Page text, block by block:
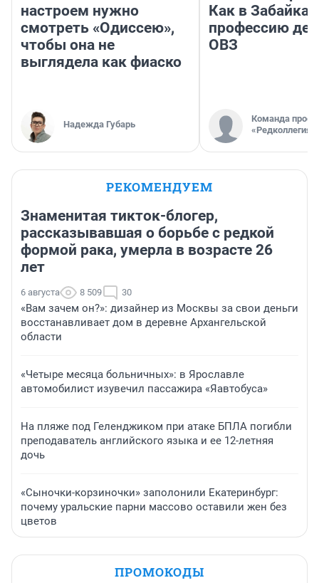
настроем нужно
смотреть «Одиссею»,
чтобы она не
выглядела как фиаско
Надежда Губарь
Как в
профессию
ОВЗ
Команда
«Редколлегия»
РЕКОМЕНДУЕМ
Знаменитая тикток-блогер,
рассказывавшая о борьбе с редкой
формой рака, умерла в возрасте 26
лет
6 августа 8 509 30
«Вам зачем он?»: дизайнер из Москвы за свои деньги
восстанавливает дом в деревне Архангельской
области
«Четыре месяца больничных»: в Ярославле
автомобилист изувечил пассажира «Яавтобуса»
На пляже под Геленджиком при атаке БПЛА погибли
преподаватель английского языка и ее 12-летняя
дочь
«Сыночки-корзиночки» заполонили Екатеринбург:
почему уральские парни массово оставили жен без
цветов
ПРОМОКОДЫ